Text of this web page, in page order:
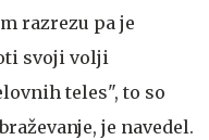
razrezu pa je
svoji volji
teles", to so
je navedel.